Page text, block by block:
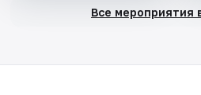
Все мероприятия